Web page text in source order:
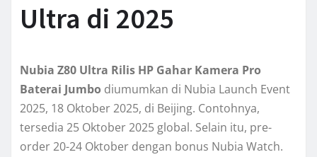
Ultra di 2025
Nubia Z80 Ultra Rilis HP Gahar Kamera Pro
Baterai Jumbo diumumkan di Nubia Launch Event
2025, 18 Oktober 2025, di Beijing. Contohnya,
tersedia 25 Oktober 2025 global. Selain itu, pre-
order 20-24 Oktober dengan bonus Nubia Watch.